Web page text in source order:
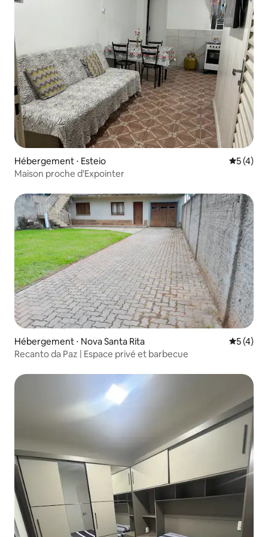
Hébergement ⋅ Esteio
5 (4)
Maison proche d'Expointer
Hébergement ⋅ Nova Santa Rita
5 (4)
Recanto da Paz | Espace privé et barbecue